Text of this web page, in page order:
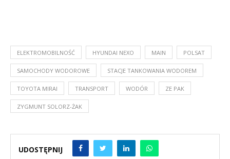
ELEKTROMOBILNOŚĆ HYUNDAI NEXO MAIN POLSAT
SAMOCHODY WODOROWE STACJE TANKOWANIA WODOREM
TOYOTA MIRAI TRANSPORT WODÓR ZE PAK
ZYGMUNT SOLORZ-ŻAK
UDOSTĘPNIJ